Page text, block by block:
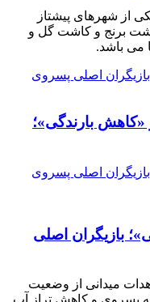
از شهرهای پیشتاز
برنج و کاشت گل و
می باشد.
«کاهش بارندگی»؛
بازیگران اصلی
میدانی از وضعیت